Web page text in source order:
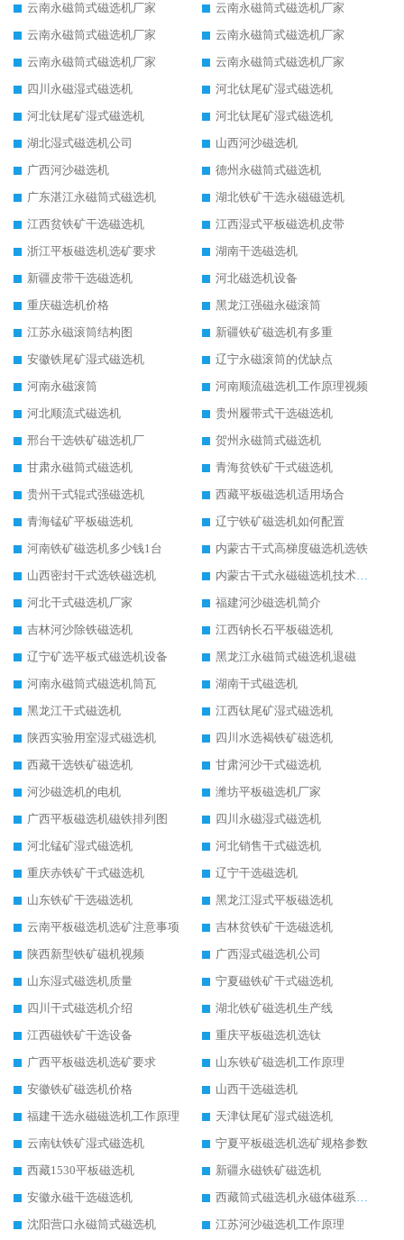
云南永磁筒式磁选机厂家
云南永磁筒式磁选机厂家
云南永磁筒式磁选机厂家
云南永磁筒式磁选机厂家
云南永磁筒式磁选机厂家
云南永磁筒式磁选机厂家
四川永磁湿式磁选机
河北钛尾矿湿式磁选机
河北钛尾矿湿式磁选机
河北钛尾矿湿式磁选机
湖北湿式磁选机公司
山西河沙磁选机
广西河沙磁选机
德州永磁筒式磁选机
广东湛江永磁筒式磁选机
湖北铁矿干选永磁磁选机
江西贫铁矿干选磁选机
江西湿式平板磁选机皮带
浙江平板磁选机选矿要求
湖南干选磁选机
新疆皮带干选磁选机
河北磁选机设备
重庆磁选机价格
黑龙江强磁永磁滚筒
江苏永磁滚筒结构图
新疆铁矿磁选机有多重
安徽铁尾矿湿式磁选机
辽宁永磁滚筒的优缺点
河南永磁滚筒
河南顺流磁选机工作原理视频
河北顺流式磁选机
贵州履带式干选磁选机
邢台干选铁矿磁选机厂
贺州永磁筒式磁选机
甘肃永磁筒式磁选机
青海贫铁矿干式磁选机
贵州干式辊式强磁选机
西藏平板磁选机适用场合
青海锰矿平板磁选机
辽宁铁矿磁选机如何配置
河南铁矿磁选机多少钱1台
内蒙古干式高梯度磁选机选铁
山西密封干式选铁磁选机
内蒙古干式永磁磁选机技术要求
河北干式磁选机厂家
福建河沙磁选机简介
吉林河沙除铁磁选机
江西钠长石平板磁选机
辽宁矿选平板式磁选机设备
黑龙江永磁筒式磁选机退磁
河南永磁筒式磁选机筒瓦
湖南干式磁选机
黑龙江干式磁选机
江西钛尾矿湿式磁选机
陕西实验用室湿式磁选机
四川水选褐铁矿磁选机
西藏干选铁矿磁选机
甘肃河沙干式磁选机
河沙磁选机的电机
潍坊平板磁选机厂家
广西平板磁选机磁铁排列图
四川永磁湿式磁选机
河北锰矿湿式磁选机
河北销售干式磁选机
重庆赤铁矿干式磁选机
辽宁干选磁选机
山东铁矿干选磁选机
黑龙江湿式平板磁选机
云南平板磁选机选矿注意事项
吉林贫铁矿干选磁选机
陕西新型铁矿磁机视频
广西湿式磁选机公司
山东湿式磁选机质量
宁夏磁铁矿干式磁选机
四川干式磁选机介绍
湖北铁矿磁选机生产线
江西磁铁矿干选设备
重庆平板磁选机选钛
广西平板磁选机选矿要求
山东铁矿磁选机工作原理
安徽铁矿磁选机价格
山西干选磁选机
福建干选永磁磁选机工作原理
天津钛尾矿湿式磁选机
云南钛铁矿湿式磁选机
宁夏平板磁选机选矿规格参数
西藏1530平板磁选机
新疆永磁铁矿磁选机
安徽永磁干选磁选机
西藏筒式磁选机永磁体磁系设计
沈阳营口永磁筒式磁选机
江苏河沙磁选机工作原理